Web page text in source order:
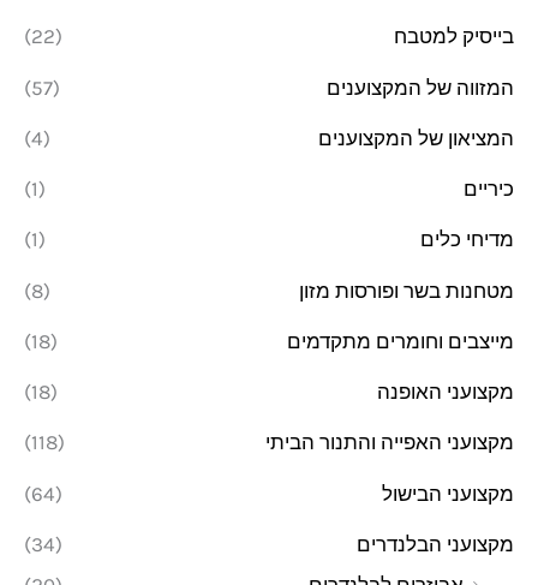
בייסיק למטבח (22)
המזווה של המקצוענים (57)
המציאון של המקצוענים (4)
כיריים (1)
מדיחי כלים (1)
מטחנות בשר ופורסות מזון (8)
מייצבים וחומרים מתקדמים (18)
מקצועני האופנה (18)
מקצועני האפייה והתנור הביתי (118)
מקצועני הבישול (64)
מקצועני הבלנדרים
(34)